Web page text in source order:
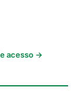
acesso →